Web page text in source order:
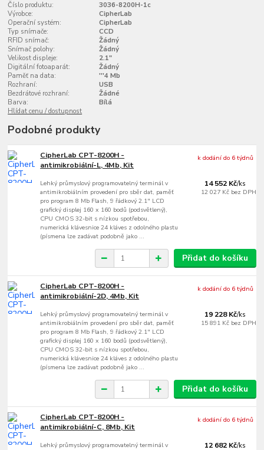
Číslo produktu:
3036-8200H-1c
Výrobce:
CipherLab
Operační systém:
CipherLab
Typ snímače:
CCD
RFID snímač:
Žádný
Snímač polohy:
Žádný
Velikost displeje:
2.1"
Digitální fotoaparát:
Žádný
Paměť na data:
'''4 Mb
Rozhraní:
USB
Bezdrátové rozhraní:
Žádné
Barva:
Bílá
Hlídat cenu / dostupnost
Podobné produkty
CipherLab CPT-8200H -
antimikrobiální-L, 4Mb, Kit
Lehký průmyslový programovatelný terminál v
antimikrobiálním provedení pro sběr dat, paměť
pro program 8 Mb Flash, 9 řádkový 2.1" LCD
grafický displej 160 x 160 bodů (podsvětlený),
CPU CMOS 32-bit s nízkou spotřebou,
numerická klávesnice 24 kláves z odolného plastu
(písmena lze zadávat podobně jako ...
14 552 Kč/ks
12 027 Kč bez DPH
k dodání do 6 týdnů
Přidat do košíku
CipherLab CPT-8200H -
antimikrobiální-2D, 4Mb, Kit
Lehký průmyslový programovatelný terminál v
antimikrobiálním provedení pro sběr dat, paměť
pro program 8 Mb Flash, 9 řádkový 2.1" LCD
grafický displej 160 x 160 bodů (podsvětlený),
CPU CMOS 32-bit s nízkou spotřebou,
numerická klávesnice 24 kláves z odolného plastu
(písmena lze zadávat podobně jako ...
19 228 Kč/ks
15 891 Kč bez DPH
k dodání do 6 týdnů
Přidat do košíku
CipherLab CPT-8200H -
antimikrobiální-C, 8Mb, Kit
Lehký průmyslový programovatelný terminál v
12 682 Kč/ks
k dodání do 6 týdnů